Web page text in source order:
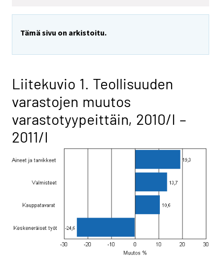
Tämä sivu on arkistoitu.
Liitekuvio 1. Teollisuuden
varastojen muutos
varastotyypeittäin, 2010/I –
2011/I